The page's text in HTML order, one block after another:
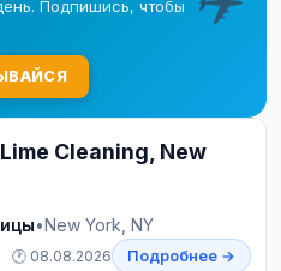
Подпишись, чтобы
Cleaning, New
•New York, NY
🕐 08.08.2026 Подробнее →